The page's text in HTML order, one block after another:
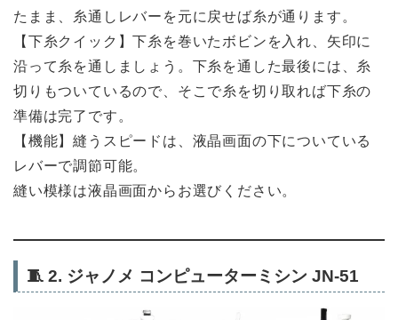
たまま、糸通しレバーを元に戻せば糸が通ります。
【下糸クイック】下糸を巻いたボビンを入れ、矢印に
沿って糸を通しましょう。下糸を通した最後には、糸
切りもついているので、そこで糸を切り取れば下糸の
準備は完了です。
【機能】縫うスピードは、液晶画面の下についている
レバーで調節可能。
縫い模様は液晶画面からお選びください。
🧵 2. ジャノメ コンピューターミシン JN-51